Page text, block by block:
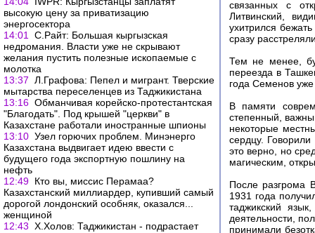
высокую цену за приватизацию
энергосектора
14:01
С.Райт: Большая кыргызская
недромания. Власти уже не скрывают
желания пустить полезные ископаемые с
молотка
13:37 Л.Графова: Пепел и мигрант. Тверские
мытарства переселенцев из Таджикистана
13:16 Обманчивая корейско-протестантская
"Благодать". Под крышей "церкви" в
Казахстане работали иностранные шпионы
13:10 Узел горючих проблем. Минэнерго
Казахстана выдвигает идею ввести с
будущего года экспортную пошлину на
нефть
12:49 Кто вы, миссис Перамаа?
Казахстанский миллиардер, купивший самый
дорогой лондонский особняк, оказался...
женщиной
12:43 Х.Холов: Таджикистан - подрастает
связанных с
Литвинский,
ухитрился
сразу
Тем не менее,
переезда в
года Семенов
В памяти
степенный,
некоторые
сердцу.
это верно, но
магическим,
После разгрома
1931 года
таджикский
деятельности,
принимали